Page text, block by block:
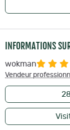
INFORMATIONS
wokman
Vendeur